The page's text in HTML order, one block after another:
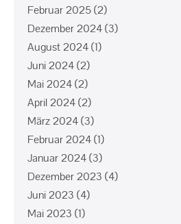
Februar 2025(2)
Dezember 2024(3)
August 2024(1)
Juni 2024(2)
Mai 2024(2)
April 2024(2)
März 2024(3)
Februar 2024(1)
Januar 2024(3)
Dezember 2023 (4)
Juni 2023 (4)
Mai 2023 (1)